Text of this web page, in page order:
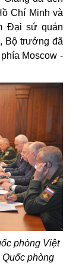
Chí Minh và
Đại sứ quán
Bộ trưởng đã
Moscow -
phòng Việt
phòng